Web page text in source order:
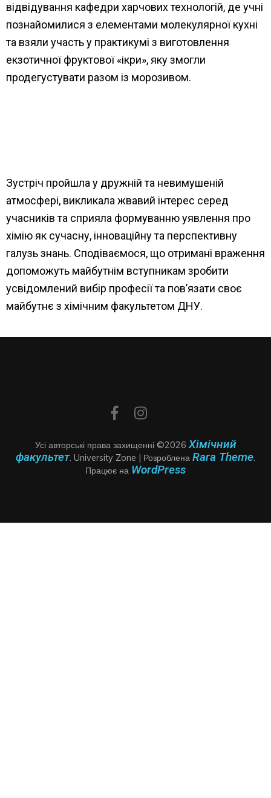
відвідування кафедри харчових технологій, де учні
познайомилися з елементами молекулярної кухні
та взяли участь у практикумі з виготовлення
екзотичної фруктової «ікри», яку змогли
продегустувати разом із морозивом.
Зустріч пройшла у дружній та невимушеній
атмосфері, викликала жвавий інтерес серед
учасників та сприяла формуванню уявлення про
хімію як сучасну, інноваційну та перспективну
галузь знань. Сподіваємося, що отримані враження
допоможуть майбутнім вступникам зробити
усвідомлений вибір професії та пов’язати своє
майбутнє з хімічним факультетом ДНУ.
Усі авторські права захищенні ©2026Хімічний
факультет. University Zone | Розроблена Rara Theme.
Працює на WordPress